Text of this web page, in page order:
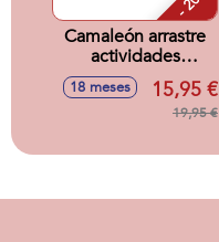
Camaleón arrastre
actividades
28x13x14cm
18 meses 15,95 €
19,95 €